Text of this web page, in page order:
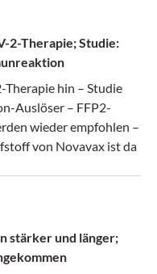
2-Therapie; Studie:
hin – Studie
Auslöser – FFP2-
wieder empfohlen –
von Novavax ist da
stärker und länger;